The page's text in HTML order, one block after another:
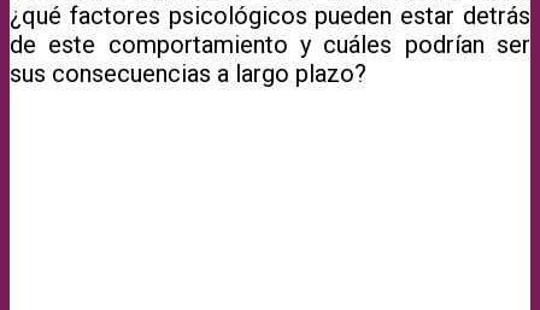
¿qué factores psicológicos pueden estar detrás
de este comportamiento y cuáles podrían ser
sus consecuencias a largo plazo?